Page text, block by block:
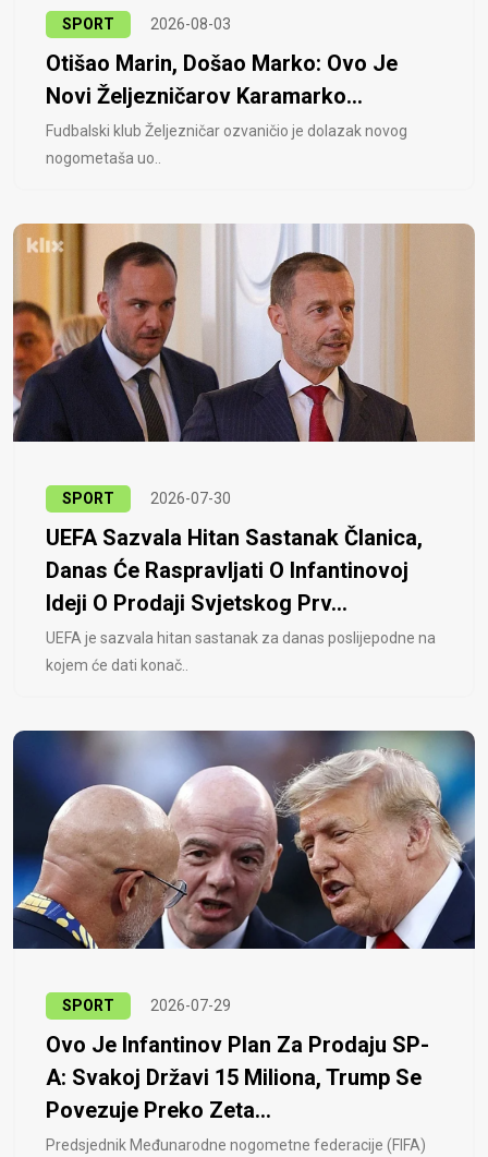
SPORT 2026-08-03
Otišao Marin, Došao Marko: Ovo Je
Novi Željezničarov Karamarko...
Fudbalski klub Željezničar ozvaničio je dolazak novog
nogometaša uo..
SPORT 2026-07-30
UEFA Sazvala Hitan Sastanak Članica,
Danas Će Raspravljati O Infantinovoj
Ideji O Prodaji Svjetskog Prv...
UEFA je sazvala hitan sastanak za danas poslijepodne na
kojem će dati konač..
SPORT 2026-07-29
Ovo Je Infantinov Plan Za Prodaju SP-
A: Svakoj Državi 15 Miliona, Trump Se
Povezuje Preko Zeta...
Predsjednik Međunarodne nogometne federacije (FIFA)